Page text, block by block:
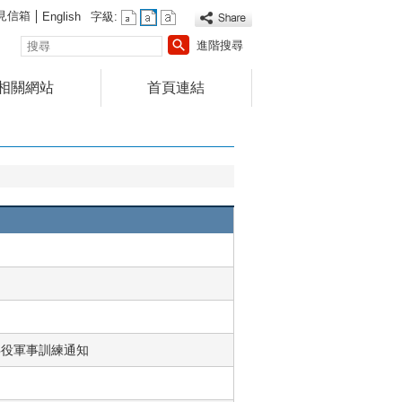
信箱 English
字級:
搜
尋
進階搜尋
關網站 首頁連結
軍事訓練通知